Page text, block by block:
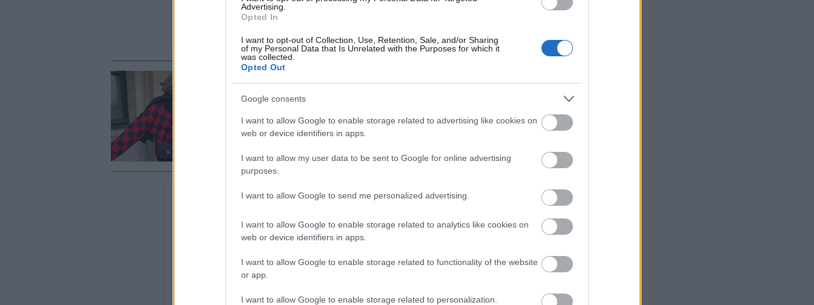
Advertising.
Opted In
I want to opt-out of Collection, Use, Retention, Sale, and/or Sharing
of my Personal Data that Is Unrelated with the Purposes for which it
was collected.
Opted Out
Google consents
I want to allow Google to enable storage related to advertising like cookies on
web or device identifiers in apps.
I want to allow my user data to be sent to Google for online advertising
purposes.
I want to allow Google to send me personalized advertising.
I want to allow Google to enable storage related to analytics like cookies on
web or device identifiers in apps.
I want to allow Google to enable storage related to functionality of the website
or app.
I want to allow Google to enable storage related to personalization.
Τα μόνα παπούτσια που θα φορέσουμε τη σεζόν
φθινόπωρο/χειμώνας 2023